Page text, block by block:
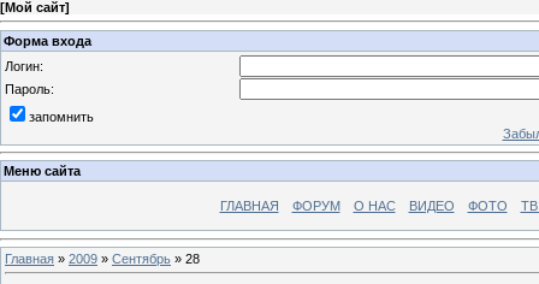
[Мой сайт]
Форма входа
Логин:
Пароль:
запомнить
Меню сайта
ГЛАВНАЯ ФОРУМ О НАС ВИДЕО ФОТО ТВ
Главная » 2009 » Сентябрь » 28